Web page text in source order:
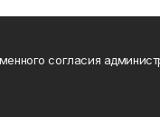
согласия